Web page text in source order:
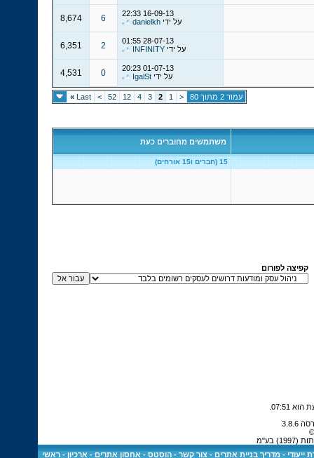
16-09-13
22:33
על ידיdanielkh
6
8,674
28-07-13
01:55
על ידיINFINITY
2
6,351
01-07-13
20:23
על ידיIgalSt
0
4,531
עמוד 2 מתוך 80 <
1
2
3
4
12
52
>
Last
»
משתמשים מחוברים כעת
15 (חברים ו15 אורחים)
קפיצה לפורום
07:51
בע"מ
ייעודי -מדריך בניית אתרים -צור קשר -הוסטס - אחסון אתרים - ארכיון -ראשי